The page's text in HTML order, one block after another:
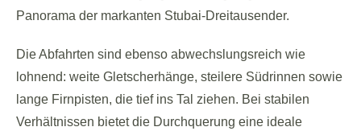
Panorama der markanten Stubai-Dreitausender.
Die Abfahrten sind ebenso abwechslungsreich wie
lohnend: weite Gletscherhänge, steilere Südrinnen sowie
lange Firnpisten, die tief ins Tal ziehen. Bei stabilen
Verhältnissen bietet die Durchquerung eine ideale